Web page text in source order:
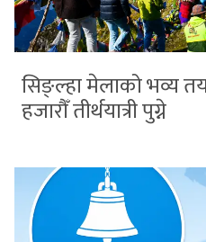
सिङ्ल्हा मेलाको भव्य
हजारौँ तीर्थयात्री पुग्ने